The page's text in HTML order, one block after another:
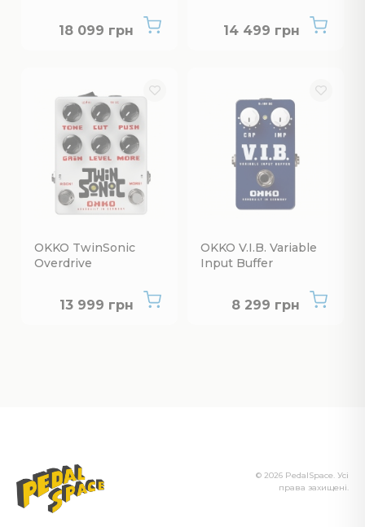
18 099 грнНет в наличии 14 499 грнНет в наличии
OKKO TwinSonic
Overdrive
13 999 грнНет в наличии
OKKO V.I.B. Variable
Input Buffer
8 299 грнНет в наличии
© 2026 PedalSpace. Усі
права захищені.